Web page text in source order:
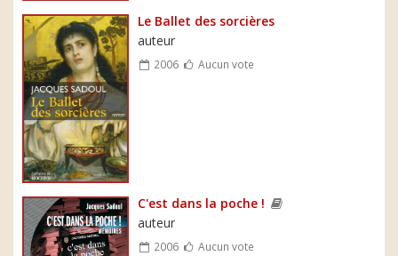
Le Ballet des sorcières
auteur
2006 Aucun vote
C'est dans la poche !
auteur
2006 Aucun vote